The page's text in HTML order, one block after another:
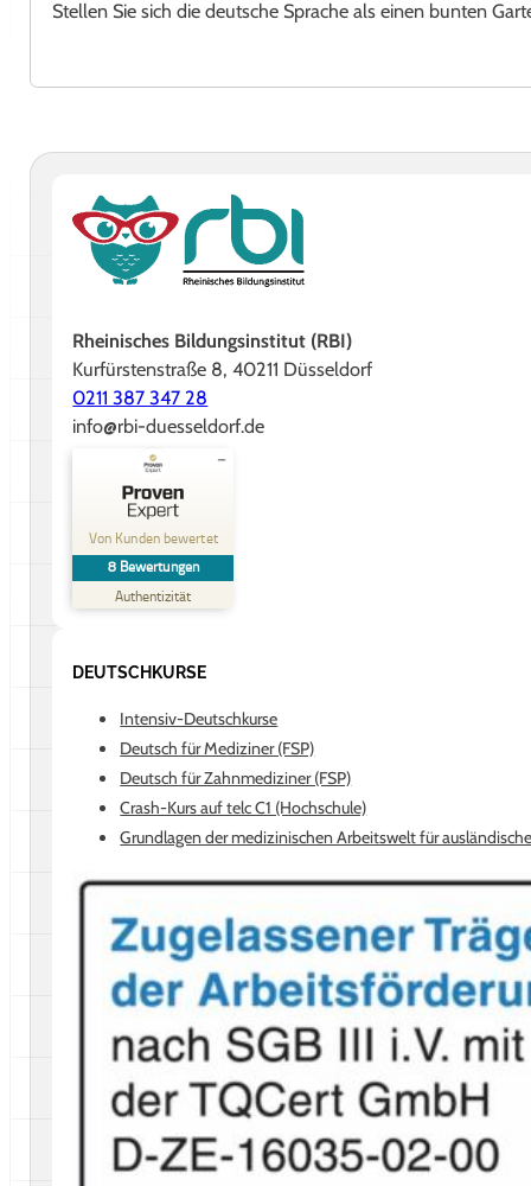
Stellen Sie sich die deutsche Sprache als einen bunten
Rheinisches Bildungsinstitut (RBI)
Kurfürstenstraße 8, 40211 Düsseldorf
0211 387 347 28
info@rbi-duesseldorf.de
Von Kunden bewertet
8 Bewertungen
Authentizität
Kundenbewertungen und Erfahrungen zu
Rheinisches Bildungsinstitut GmbH
SEHR GUT
Bewertungen auf ProvenExpert.com
05.08.2025
Profil ansehen
DEUTSCHKURSE
Intensiv-Deutschkurse
Deutsch für Mediziner (FSP)
Deutsch für Zahnmediziner (FSP)
Crash-Kurs auf telc C1 (Hochschule)
Grundlagen der medizinischen Arbeitswelt für